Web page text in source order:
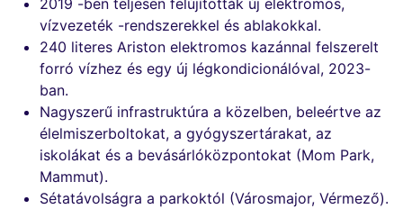
vízvezeték -rendszerekkel és ablakokkal.
240 literes Ariston elektromos kazánnal felszerelt
forró vízhez és egy új légkondicionálóval, 2023-
ban.
Nagyszerű infrastruktúra a közelben, beleértve az
élelmiszerboltokat, a gyógyszertárakat, az
iskolákat és a bevásárlóközpontokat (Mom Park,
Mammut).
Sétatávolságra a parkoktól (Városmajor, Vérmező).